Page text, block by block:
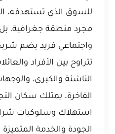
للسوق الذي تستهدفه.
مجرد منطقة جغرافية،
واجتماعي فريد يضم
تتراوح بين الأفراد
الناشئة والكبرى،
الفاخرة. يمتلك سكان
استهلاك وسلوكيات
الجودة والخدمة المتميزة